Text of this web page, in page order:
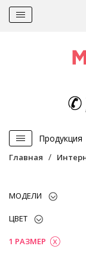
Продукция
Главная
МОДЕЛИ
ЦВЕТ
1 РАЗМЕР